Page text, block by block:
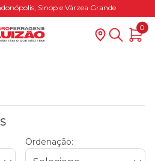
Sinop e Várzea Grande
0
Ordenação: